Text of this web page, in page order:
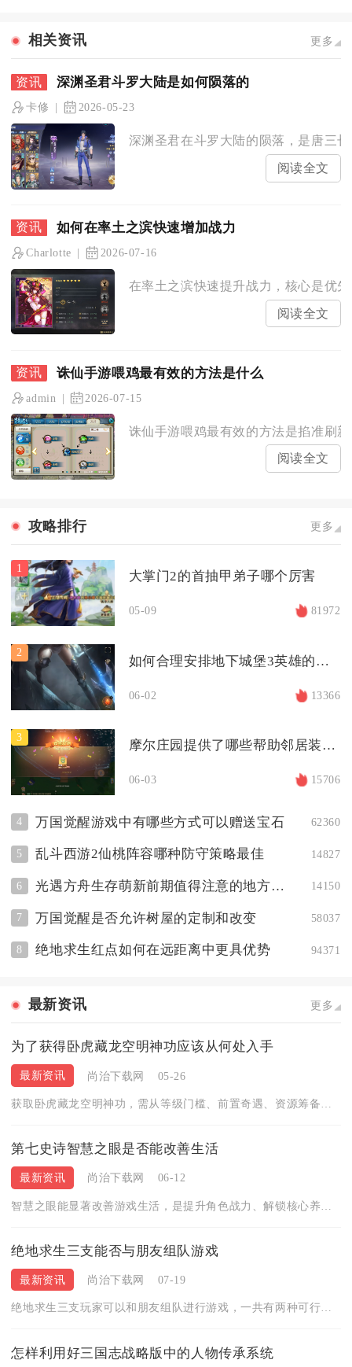
相关资讯 更多
深渊圣君斗罗大陆是如何陨落的
卡修 2026-05-23
深渊圣君在斗罗大陆的陨落，是唐三
阅读全文
如何在率土之滨快速增加战力
Charlotte 2026-07-16
在率土之滨快速提升战力，核心是优
阅读全文
诛仙手游喂鸡最有效的方法是什么
admin 2026-07-15
诛仙手游喂鸡最有效的方法是掐准刷
阅读全文
攻略排行 更多
1
大掌门2的首抽甲弟子哪个厉害
05-09 81972
2
如何合理安排地下城堡3英雄的觉醒顺序
06-02 13366
3
摩尔庄园提供了哪些帮助邻居装修院子的方法
06-03 15706
4 万国觉醒游戏中有哪些方式可以赠送宝石 62360
5 乱斗西游2仙桃阵容哪种防守策略最佳 14827
6 光遇方舟生存萌新前期值得注意的地方有哪些 14150
7 万国觉醒是否允许树屋的定制和改变 58037
8 绝地求生红点如何在远距离中更具优势 94371
最新资讯 更多
为了获得卧虎藏龙空明神功应该从何处入手
最新资讯 尚治下载网 05-26
第七史诗智慧之眼是否能改善生活
最新资讯 尚治下载网 06-12
绝地求生三支能否与朋友组队游戏
最新资讯 尚治下载网 07-19
绝地求生三支玩家可以和朋友组队进行游戏，一共有两种可行的组队...
怎样利用好三国志战略版中的人物传承系统